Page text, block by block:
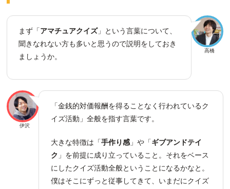
高橋
まず「アマチュアクイズ」という言葉について、
聞きなれない方も多いと思うので説明をしておき
ましょうか。
伊沢
「金銭的対価報酬を得ることなく行われているク
イズ活動」全般を指す言葉です。
大きな特徴は「手作り感」や「ギブアンドテイ
ク 」を前提に成り立っていること。それをベース
にしたクイズ活動全般ということになるかなと。
僕はそこにずっと従事してきて、いまだにクイズ